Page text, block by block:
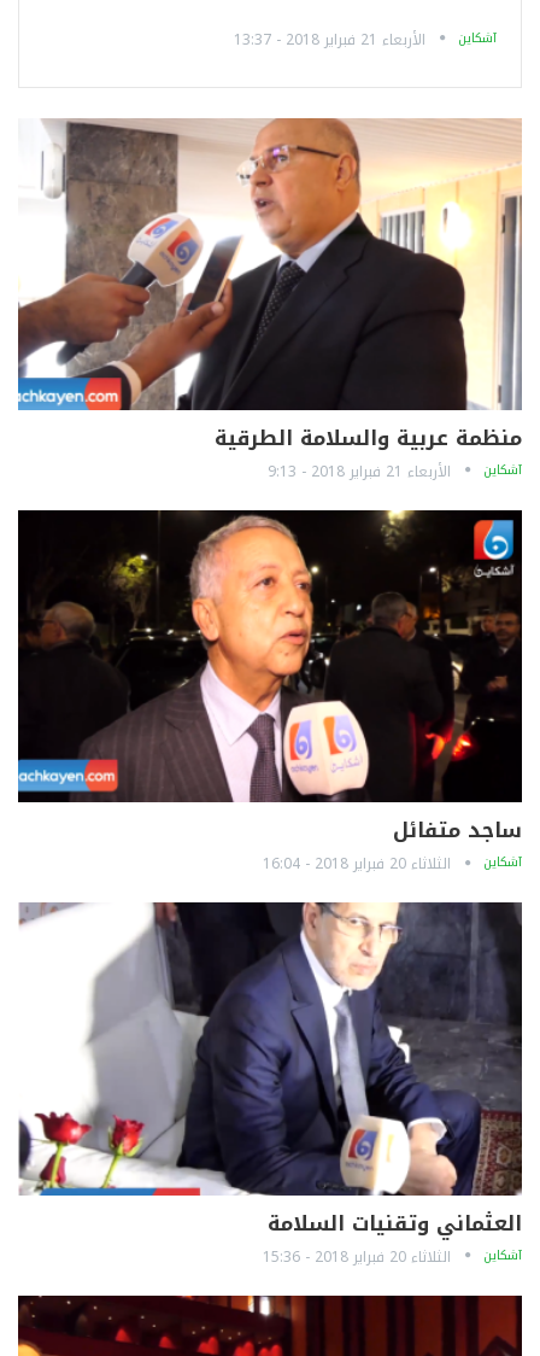
آشكاين الأربعاء 21 فبراير 2018 - 13:37
منظمة عربية والسلامة الطرقية
آشكاين الأربعاء 21 فبراير 2018 - 9:13
ساجد متفائل
آشكاين الثلاثاء 20 فبراير 2018 - 16:04
العثماني وتقنيات السلامة
آشكاين الثلاثاء 20 فبراير 2018 - 15:36